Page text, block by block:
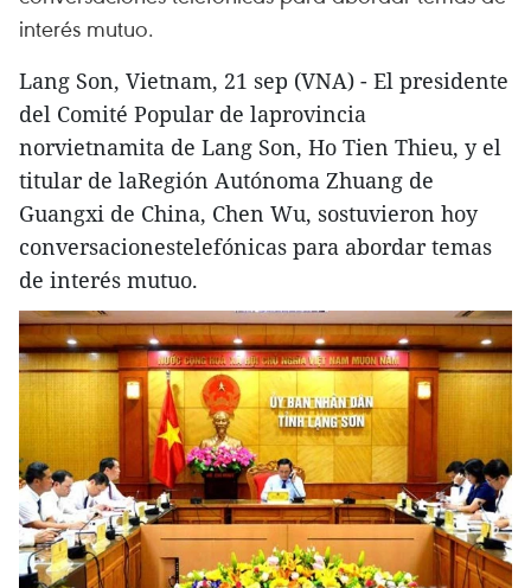
interés mutuo.
Lang Son, Vietnam, 21 sep (VNA) - El presidente
del Comité Popular de laprovincia
norvietnamita de Lang Son, Ho Tien Thieu, y el
titular de laRegión Autónoma Zhuang de
Guangxi de China, Chen Wu, sostuvieron hoy
conversacionestelefónicas para abordar temas
de interés mutuo.